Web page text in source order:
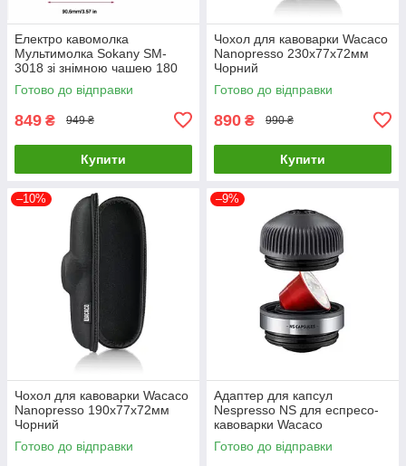
Електро кавомолка
Мультимолка Sokany SM-
3018 зі знімною чашею 180
Вт
Готово до відправки
849 ₴ 949 ₴
Купити
Чохол для кавоварки Wacaco
Nanopresso 230х77х72мм
Чорний
Готово до відправки
890 ₴ 990 ₴
Купити
–10%
Чохол для кавоварки Wacaco
Nanopresso 190х77х72мм
Чорний
Готово до відправки
–9%
Адаптер для капсул
Nespresso NS для еспресо-
кавоварки Wacaco
Nanopresso
Готово до відправки